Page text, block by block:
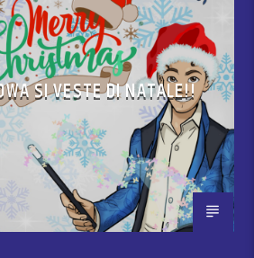
SI VESTE DI NATALE!!